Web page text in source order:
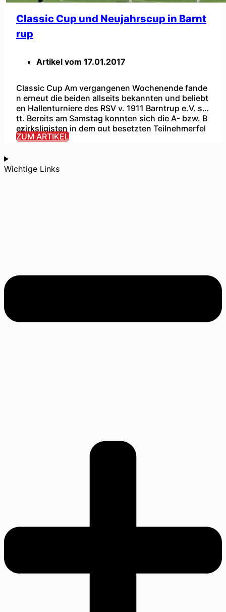
Classic Cup und Neujahrscup in Barnt
rup
Artikel vom 17.01.2017
Classic Cup Am vergangenen Wochenende fande
n erneut die beiden allseits bekannten und beliebt
en Hallenturniere des RSV v. 1911 Barntrup e.V. sta
tt. Bereits am Samstag konnten sich die A- bzw. B
ezirksligisten in dem gut besetzten Teilnehmerfel
d messen. Am darauffolgenden Sonntag fand das
...
ZUM ARTIKEL
Wichtige Links